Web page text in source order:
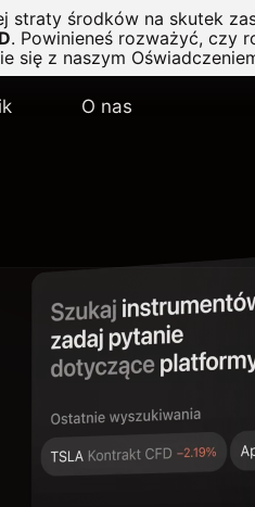
straty środków na skutek
. Powinieneś rozważyć, czy
się z naszym
O nas